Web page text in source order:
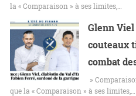
la « Comparaison » à ses limites,…
Glenn
couteaux
combat
»
que la « Comparaison » à ses limites,…